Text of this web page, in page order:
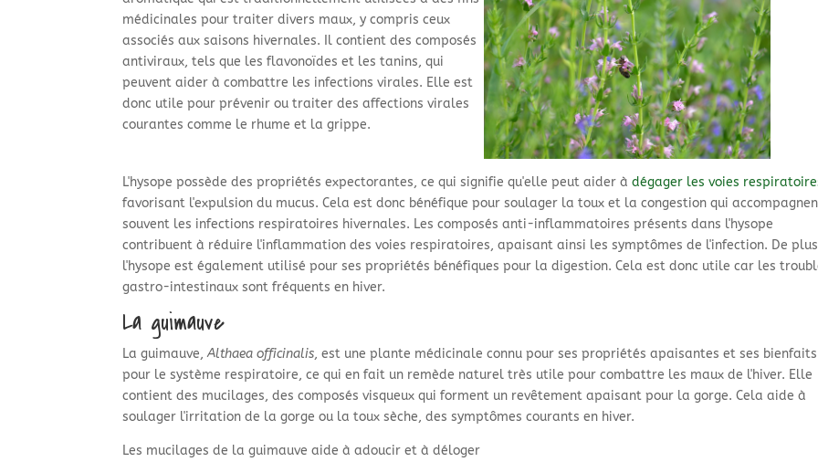
médicinales pour traiter divers maux, y compris ceux
associés aux saisons hivernales. Il contient des composés
antiviraux, tels que les flavonoïdes et les tanins, qui
peuvent aider à combattre les infections virales. Elle est
donc utile pour prévenir ou traiter des affections virales
courantes comme le rhume et la grippe.
L'hysope possède des propriétés expectorantes, ce qui signifie qu'elle peut aider àdégager les voies
favorisant l'expulsion du mucus. Cela est donc bénéfique pour soulager la toux et la congestion qui
souvent les infections respiratoires hivernales. Les composés anti-inflammatoires présents dans l'hysope
contribuent à réduire l'inflammation des voies respiratoires, apaisant ainsi les symptômes de l'infection. De
l'hysope est également utilisé pour ses propriétés bénéfiques pour la digestion. Cela est donc utile car les
gastro-intestinaux sont fréquents en hiver.
La guimauve
La guimauve,Althaea officinalis, est une plante médicinale connu pour ses propriétés apaisantes et ses bienfaits
pour le système respiratoire, ce qui en fait un remède naturel très utile pour combattre les maux de l'hiver. Elle
contient des mucilages, des composés visqueux qui forment un revêtement apaisant pour la gorge. Cela aide à
soulager l'irritation de la gorge ou la toux sèche, des symptômes courants en hiver.
Les mucilages de la guimauve aide à adoucir et à déloger